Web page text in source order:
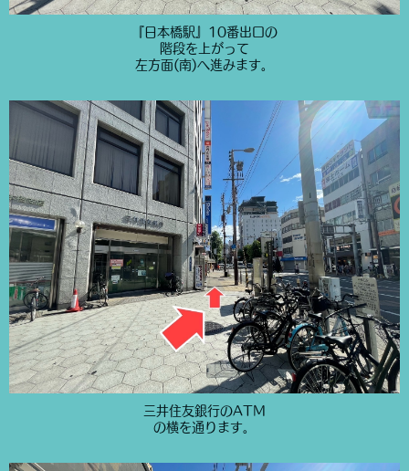
『日本橋駅』10番出口の
階段を上がって
左方面(南)へ進みます。
三井住友銀行のATM
の横を通ります。